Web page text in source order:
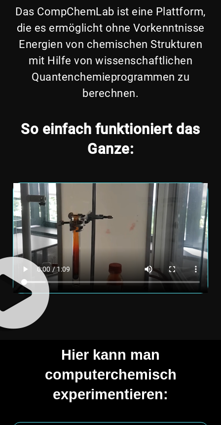
Das CompChemLab ist eine Plattform,
die es ermöglicht ohne Vorkenntnisse
Energien von chemischen Strukturen
mit Hilfe von wissenschaftlichen
Quantenchemieprogrammen zu
berechnen.
So einfach funktioniert das
Ganze:
Hier kann man
computerchemisch
experimentieren: